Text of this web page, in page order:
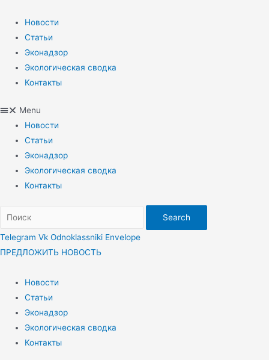
содержимому
Новости
Статьи
Эконадзор
Экологическая сводка
Контакты
Menu
Новости
Статьи
Эконадзор
Экологическая сводка
Контакты
Search
Telegram Vk Odnoklassniki Envelope
ПРЕДЛОЖИТЬ НОВОСТЬ
Новости
Статьи
Эконадзор
Экологическая сводка
Контакты